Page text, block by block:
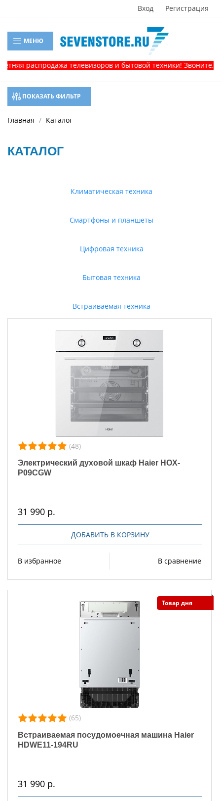
Вход Регистрация
МЕНЮ
телевизоров и бытовой техники! Звоните, и
ПОКАЗАТЬ ФИЛЬТР
Главная Каталог
КАТАЛОГ
Климатическая техника
Смартфоны и планшеты
Цифровая техника
Бытовая техника
Встраиваемая техника
(48)
Электрический духовой шкаф Haier HOX-
P09CGW
31 990 р.
ДОБАВИТЬ В КОРЗИНУ
В избранное В сравнение
Товар дня
(65)
Встраиваемая посудомоечная машина Haier
HDWE11-194RU
31 990 р.